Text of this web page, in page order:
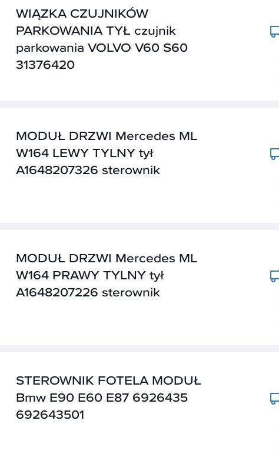
WIĄZKA CZUJNIKÓW
PARKOWANIA TYŁ czujnik
parkowania VOLVO V60 S60
31376420
MODUŁ DRZWI Mercedes ML
W164 LEWY TYLNY tył
A1648207326 sterownik
MODUŁ DRZWI Mercedes ML
W164 PRAWY TYLNY tył
A1648207226 sterownik
STEROWNIK FOTELA MODUŁ
Bmw E90 E60 E87 6926435
692643501